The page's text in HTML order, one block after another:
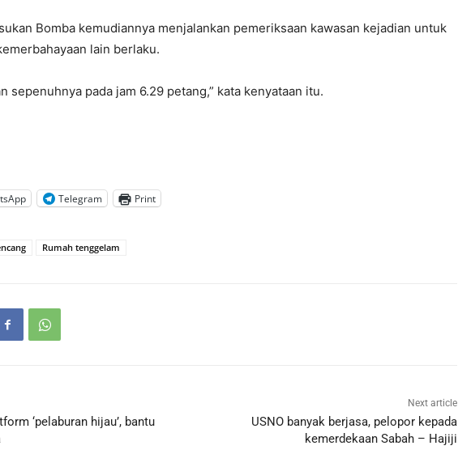
Bomba kemudiannya menjalankan pemeriksaan kawasan kejadian untuk
lain berlaku.
sepenuhnya pada jam 6.29 petang,” kata kenyataan itu.
Telegram Print
Rumah tenggelam
‘pelaburan hijau’, bantu
Next article
USNO banyak berjasa, pelopor kepada
kemerdekaan Sabah – Hajiji